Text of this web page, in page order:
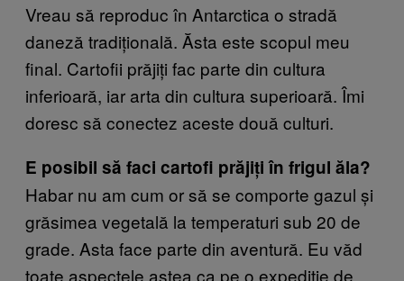
Vreau să reproduc în Antarctica o stradă
daneză tradițională. Ăsta este scopul meu
final. Cartofii prăjiți fac parte din cultura
inferioară, iar arta din cultura superioară. Îmi
doresc să conectez aceste două culturi.
E posibil să faci cartofi prăjiți în frigul ăla?
Habar nu am cum or să se comporte gazul și
grăsimea vegetală la temperaturi sub 20 de
grade. Asta face parte din aventură. Eu văd
toate aspectele astea ca pe o expediție de